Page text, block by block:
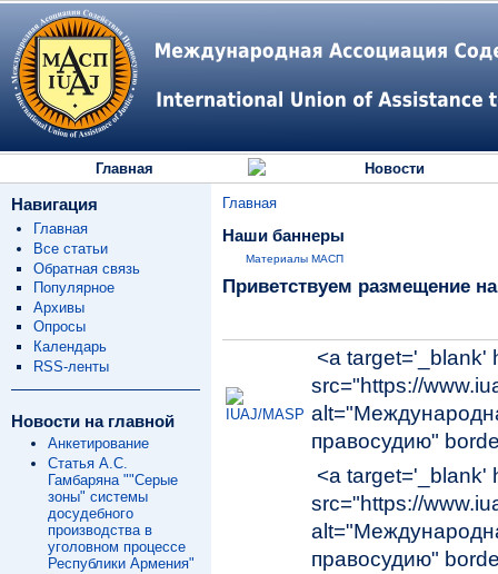
Главная Новости
Навигация
Главная
Все статьи
Обратная связь
Популярное
Архивы
Опросы
Календарь
RSS-ленты
Новости на главной
Анкетирование
Статья А.С.
Гамбаряна ""Серые
зоны" системы
досудебного
производства в
уголовном процессе
Республики Армения"
Главная
Наши баннеры
Материалы МАСП
Приветствуем размещение
<a target='_blank'
src="https://
правосудию"
<a target='_blank'
src="https://
правосудию"